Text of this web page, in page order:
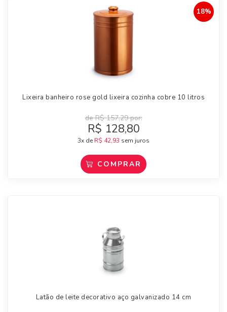
18%
Lixeira banheiro rose gold lixeira cozinha cobre 10 litros
deR$157,29por:
R$ 128,80
3x de R$ 42,93 sem juros
COMPRAR
Latão de leite decorativo aço galvanizado 14 cm